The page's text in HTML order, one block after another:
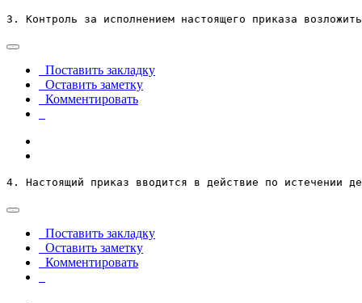
3. Контроль за исполнением настоящего приказа
Поставить закладку
Оставить заметку
Комментировать
4. Настоящий приказ вводится в действие по истечении
Поставить закладку
Оставить заметку
Комментировать